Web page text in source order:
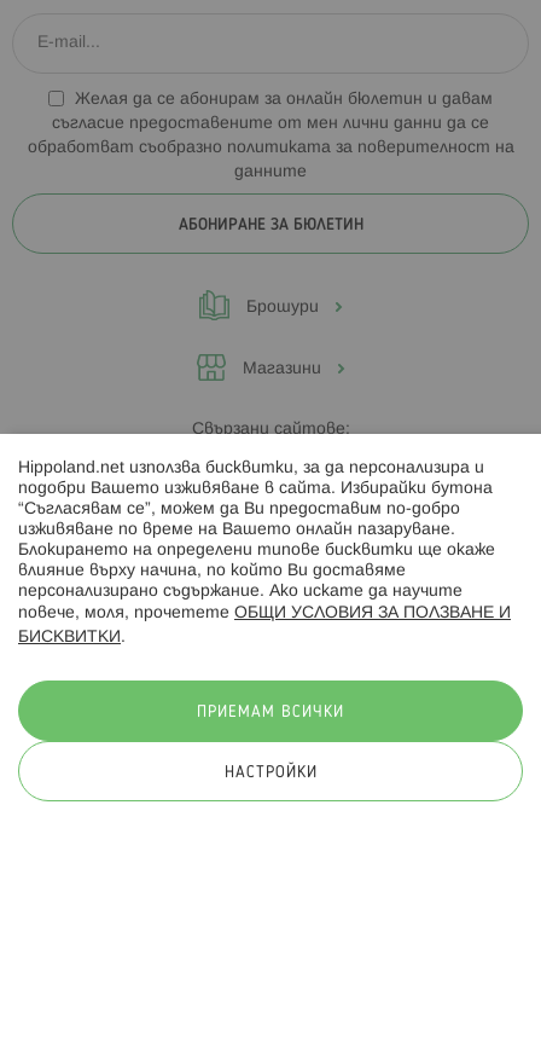
Желая да се абонирам за онлайн бюлетин и давам
съгласие предоставените от мен лични данни да се
обработват съобразно политиката за поверителност на
данните
АБОНИРАНЕ ЗА БЮЛЕТИН
Брошури
Магазини
Свързани сайтове:
Hippoland.ro
Последвайте ни:
© 2026 Hippoland.net. Всички права запазени
Hippoland.net използва бисквитки, за да персонализира и
подобри Вашето изживяване в сайта. Избирайки бутона
“Съгласявам се”, можем да Ви предоставим по-добро
изживяване по време на Вашето онлайн пазаруване.
Блокирането на определени типове бисквитки ще окаже
влияние върху начина, по който Ви доставяме
персонализирано съдържание. Ако искате да научите
повече, моля, прочетете ОБЩИ УСЛОВИЯ ЗА ПОЛЗВАНЕ И
БИСКВИТКИ .
ПРИЕМАМ ВСИЧКИ
НАСТРОЙКИ